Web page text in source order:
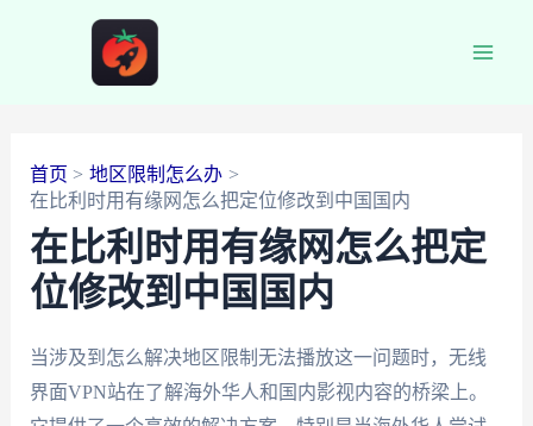
首页
地区限制怎么办
在比利时用有缘网怎么把定位修改到中国国内
在比利时用有缘网怎么把定
位修改到中国国内
当涉及到怎么解决地区限制无法播放这一问题时，无线
界面VPN站在了解海外华人和国内影视内容的桥梁上。